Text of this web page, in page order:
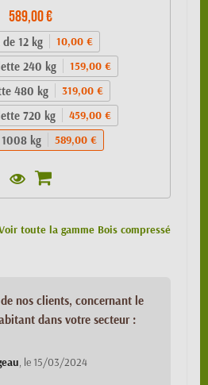
589,00 €
12 kg 10,00 €
240 kg 159,00 €
480 kg 319,00 €
720 kg 459,00 €
kg 589,00 €
toute la gamme Bois compressé
nos clients, concernant le
dans votre secteur :
, le 15/03/2024